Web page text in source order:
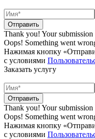
Thank you! Your submission
Oops! Something went
Нажимая кнопку
с условиями
Заказать услугу
Thank you! Your submission
Oops! Something went
Нажимая кнопку
с условиями